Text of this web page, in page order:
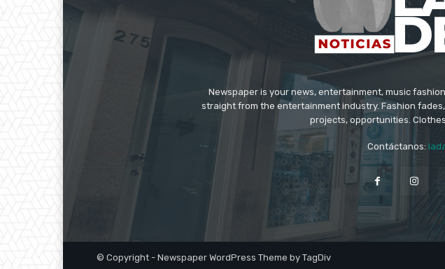
Newspaper is your news, entertainment, music
straight from the entertainment industry. Fashion
projects, opportunities.
Contáctanos:
© Copyright - Newspaper WordPress Theme by TagDiv